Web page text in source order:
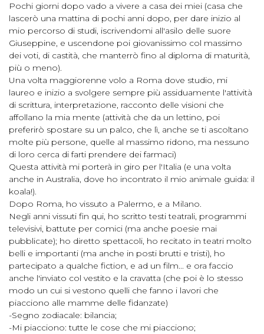
Pochi giorni dopo vado a vivere a casa dei miei (casa che
lascerò una mattina di pochi anni dopo, per dare inizio al
mio percorso di studi, iscrivendomi all'asilo delle suore
Giuseppine, e uscendone poi giovanissimo col massimo
dei voti, di castità, che manterrò fino al diploma di maturità,
più o meno).
Una volta maggiorenne volo a Roma dove studio, mi
laureo e inizio a svolgere sempre più assiduamente l'attività
di scrittura, interpretazione, racconto delle visioni che
affollano la mia mente (attività che da un lettino, poi
preferirò spostare su un palco, che lì, anche se ti ascoltano
molte più persone, quelle al massimo ridono, ma nessuno
di loro cerca di farti prendere dei farmaci)
Questa attività mi porterà in giro per l'Italia (e una volta
anche in Australia, dove ho incontrato il mio animale guida: il
koala!).
Dopo Roma, ho vissuto a Palermo, e a Milano.
Negli anni vissuti fin qui, ho scritto testi teatrali, programmi
televisivi, battute per comici (ma anche poesie mai
pubblicate); ho diretto spettacoli, ho recitato in teatri molto
belli e importanti (ma anche in posti brutti e tristi), ho
partecipato a qualche fiction, e ad un film... e ora faccio
anche l'inviato col vestito e la cravatta (che poi è lo stesso
modo un cui si vestono quelli che fanno i lavori che
piacciono alle mamme delle fidanzate)
-Segno zodiacale: bilancia;
-Mi piacciono: tutte le cose che mi piacciono;